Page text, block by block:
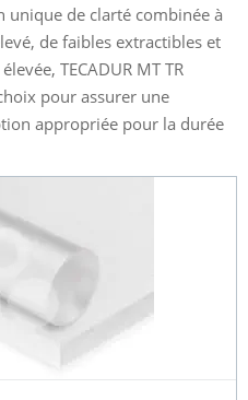
unique de clarté combinée à
de faibles extractibles et
TECADUR MT TR
pour assurer une
appropriée pour la durée